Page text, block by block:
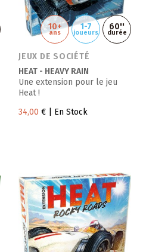
10+
ans
1-7
joueurs
60''
durée
JEUX DE SOCIÉTÉ
HEAT - HEAVY RAIN
Une extension pour le jeu
Heat !
34,00 € | En Stock